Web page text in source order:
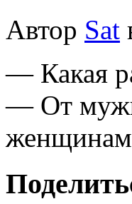
Автор Sat
— Какая
— От